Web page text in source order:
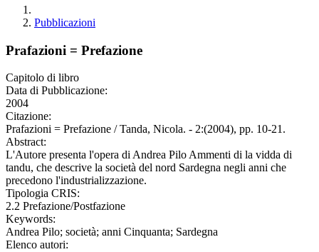
Pubblicazioni
Prafazioni = Prefazione
Capitolo di libro
Data di Pubblicazione:
2004
Citazione:
Prafazioni = Prefazione / Tanda, Nicola. - 2:(2004), pp. 10-21.
Abstract:
L'Autore presenta l'opera di Andrea Pilo Ammenti di la vidda di
tandu, che descrive la società del nord Sardegna negli anni che
precedono l'industrializzazione.
Tipologia CRIS:
2.2 Prefazione/Postfazione
Keywords:
Andrea Pilo; società; anni Cinquanta; Sardegna
Elenco autori: